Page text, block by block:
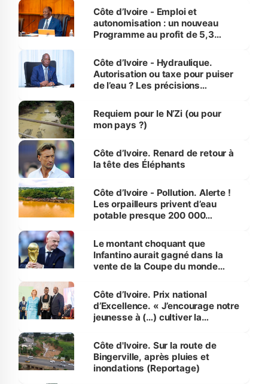
et Yamoussoukro
Côte d’Ivoire - Emploi et
autonomisation : un nouveau
Programme au profit de 5,3
Côte d’Ivoire - Hydraulique.
Autorisation ou taxe pour puiser
de l’eau ? Les précisions
Requiem pour le N’Zi (ou pour
mon pays ?)
Côte d’Ivoire. Renard de retour à
la tête des Éléphants
Côte d’Ivoire - Pollution. Alerte !
Les orpailleurs privent d’eau
potable presque 200 000
Le montant choquant que
Infantino aurait gagné dans la
vente de la Coupe du monde
Côte d’Ivoire. Prix national
d’Excellence. « J’encourage notre
jeunesse à (…) cultiver la
(Alassane Ouattara
Côte d'Ivoire. Sur la route de
Bingerville, après pluies et
inondations (Reportage)